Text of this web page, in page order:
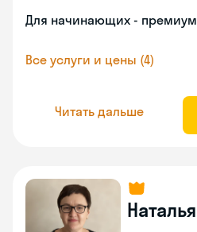
Для начинающих - премиум
Все услуги и цены (4)
Читать дальше
Наталья